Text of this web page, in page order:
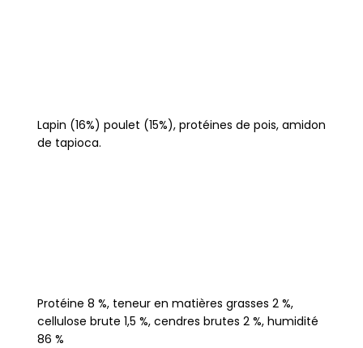
Lapin (16%) poulet (15%), protéines de pois, amidon
de tapioca.
Protéine 8 %, teneur en matières grasses 2 %,
cellulose brute 1,5 %, cendres brutes 2 %, humidité
86 %